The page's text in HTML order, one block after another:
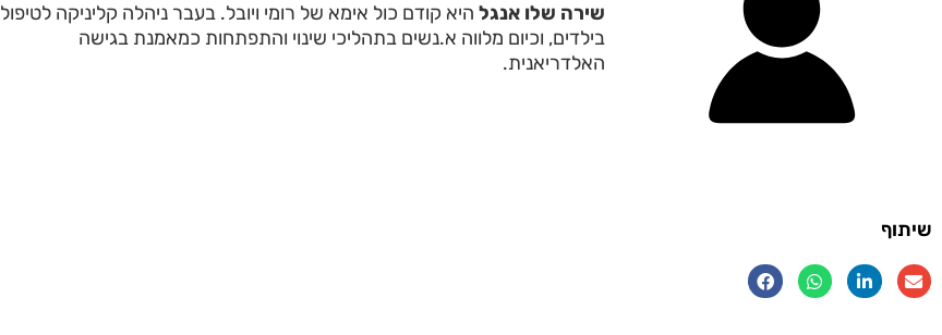
שירה שלו אנגלהיא קודם כול אימא של רומי ויובל. בעבר ניהלה קליניקה לטיפול
בילדים, וכיום מלווה א.נשים בתהליכי שינוי והתפתחות כמאמנת בגישה
האלדריאנית.
שיתוף